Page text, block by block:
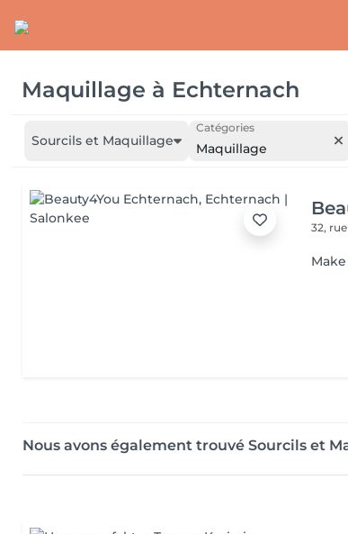
Maquillage à Echternach
Sourcils et Maquillage
Catégories
Maquillage
32,
Nous avons également trouvé Sourcils et